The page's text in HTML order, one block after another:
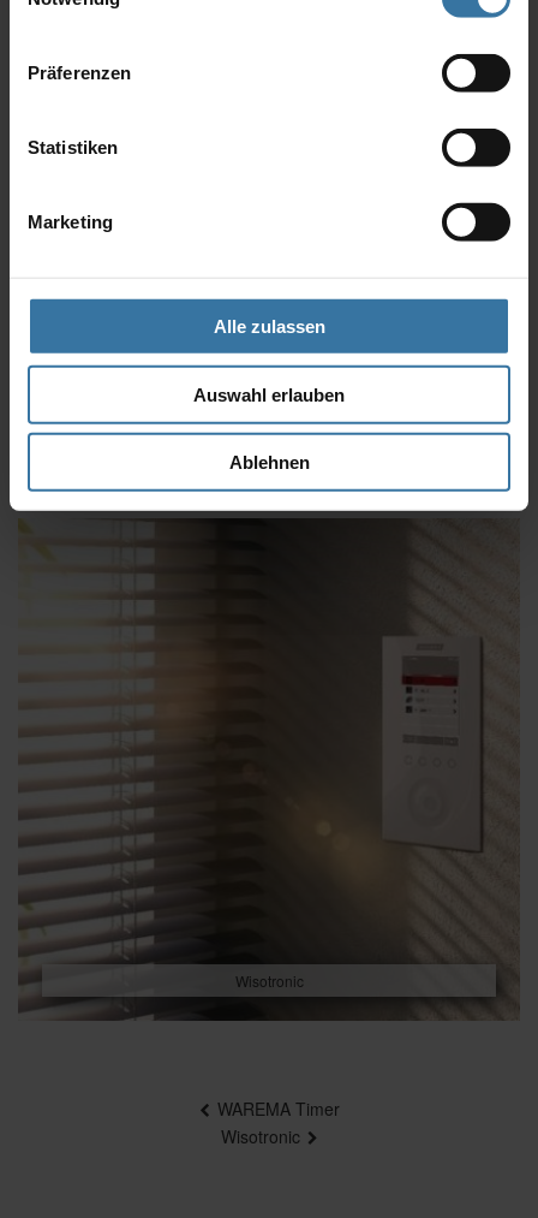
Präferenzen
Statistiken
Marketing
Alle zulassen
Auswahl erlauben
Ablehnen
Wisotronic
WAREMA Timer
Wisotronic